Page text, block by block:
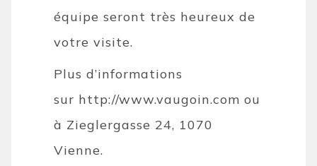
équipe seront très heureux de
votre visite.
Plus d’informations
sur http://www.vaugoin.com ou
à Zieglergasse 24, 1070
Vienne.